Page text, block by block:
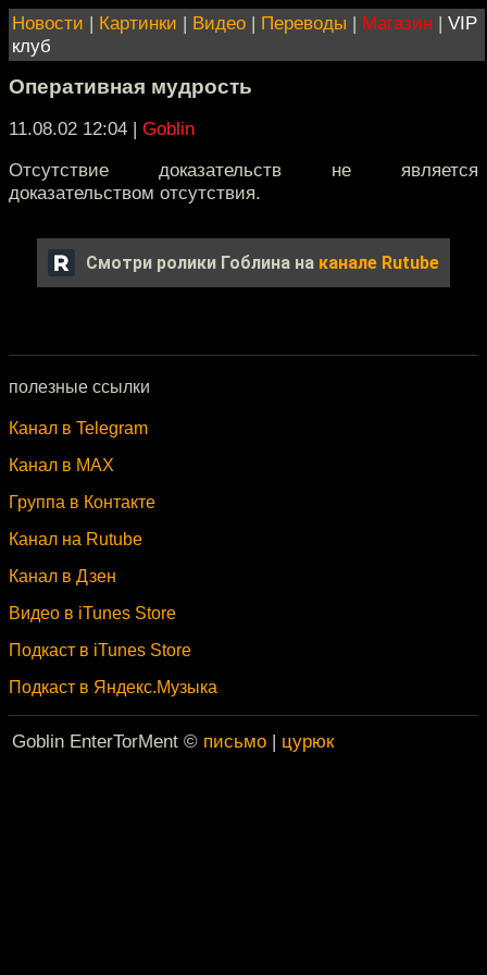
Новости | Картинки | Видео | Переводы | Магазин | VIP
клуб
Оперативная мудрость
11.08.02 12:04 | Goblin
Отсутствие доказательств не является
доказательством отсутствия.
Смотри ролики Гоблина на канале Rutube
полезные ссылки
Канал в Telegram
Канал в MAX
Группа в Контакте
Канал на Rutube
Канал в Дзен
Видео в iTunes Store
Подкаст в iTunes Store
Подкаст в Яндекс.Музыка
Goblin EnterTorMent © письмо | цурюк